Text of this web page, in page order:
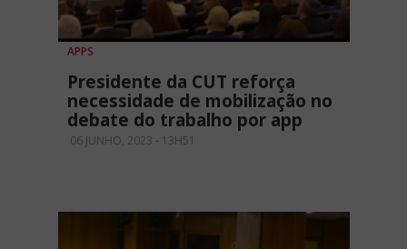
APPS
Presidente da CUT reforça
necessidade de mobilização no
debate do trabalho por app
06 JUNHO, 2023 - 13H51